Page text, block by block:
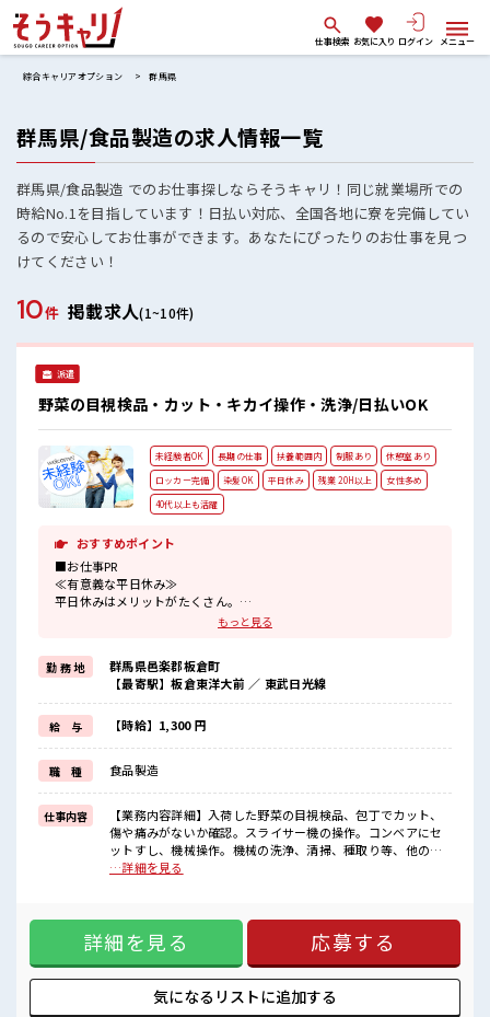
仕事検索 お気に入り ログイン メニュー
綜合キャリアオプション 群馬県
群馬県/食品製造の求人情報一覧
群馬県/食品製造 でのお仕事探しならそうキャリ！同じ就業場所での
時給No.1を目指しています！日払い対応、全国各地に寮を完備してい
るので安心してお仕事ができます。あなたにぴったりのお仕事を見つ
けてください！
10件 掲載求人(1~10件)
派遣
野菜の目視検品・カット・キカイ操作・洗浄/日払いOK
未経験者OK 長期の仕事 扶養範囲内 制服あり
休憩室あり
ロッカー完備
染髪OK 平日休み 残業 20H以上
女性多め
40代以上も活躍
おすすめポイント
■お仕事PR
≪有意義な平日休み≫
平日休みはメリットがたくさん。
心も身体もリフレッシュ♪
≪扶養範囲内で働く≫
扶養内OKなので、
主婦&主夫さんも気軽にご応募くださいね♪
≪女性も活躍できる職場≫
もちろん男性の応募も歓迎です！
≪稼ぎたい人向け≫
高収入を希望される方にオススメ。
残業は月20時間以上あります♪
≪髪色自由で自分らしく働く≫
明るすぎたり奇抜でなければ基本的に自由！
(規定有)≪ラクラク制服アリ≫
制服があるので、
■職場の雰囲気
女性も活躍しやすい雰囲気の職場です！
明るすぎたり奇抜過ぎなければヘアカラーOK！
休憩時間にゆっくりできるスペース完備！
残業がしっかりあるお仕事！
もっと見る
勤 務 地
群馬県邑楽郡板倉町
【最寄駅】板倉東洋大前 ／ 東武日光線
給 与 【時給】1,300 円
職 種 食品製造
仕事内容
【業務内容詳細】入荷した野菜の目視検品、包丁でカット、
傷や痛みがないか確認。スライサー機の操作。コンベアにセ
ットすし、機械操作。機械の洗浄、清掃、種取り等、他の部
署のサポートをする可能性あり。【取扱製品情報】鍋セット
シュ♪ ≪扶養範囲内で働く≫ 扶養内OKなので、 主婦&主夫
さんも気軽にご応募くださいね♪ ≪女性も活躍できる職場≫
もちろん男性の応募も歓迎です！ ≪稼ぎたい人向け≫ 高収入
を希望される方にオススメ。 残業は月20時間以上あります♪
≪髪色自由で自分らしく働く≫ 明るすぎたり奇抜でなければ
基本的に自由！ (規定有)≪ラクラク制服アリ≫ 制服があるの
…詳細を見る
詳細を見る 応募する
気になるリストに追加する